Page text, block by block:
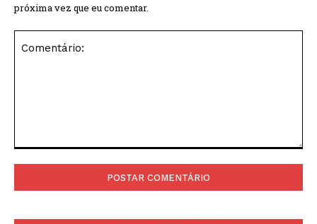
próxima vez que eu comentar.